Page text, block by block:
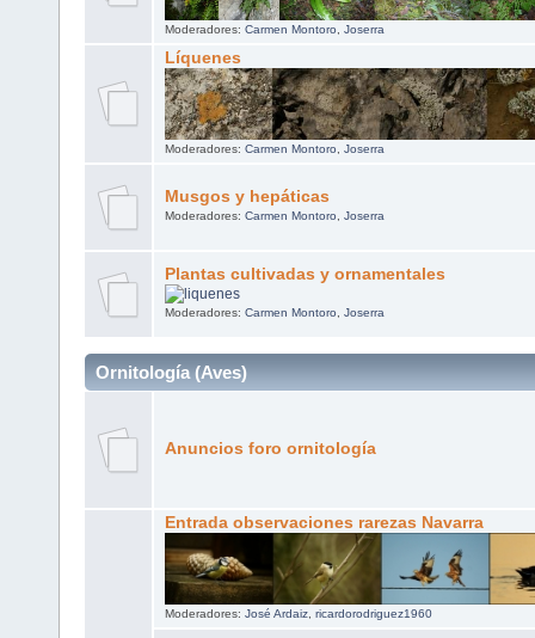
Moderadores: Carmen Montoro Joserra
Líquenes
Moderadores: Carmen Montoro Joserra
Musgos y hepáticas
Moderadores: Carmen Montoro Joserra
Plantas cultivadas y ornamentales
Moderadores: Carmen Montoro Joserra
Ornitología (Aves)
Anuncios foro ornitología
Entrada observaciones rarezas Navarra
Moderadores: José Ardaiz, ricardorodriguez1960